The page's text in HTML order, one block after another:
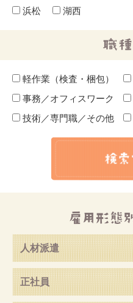
浜松 湖西
軽作業（検査・梱包）
事務／オフィスワーク
技術／専門職／その他
人材派遣
正社員